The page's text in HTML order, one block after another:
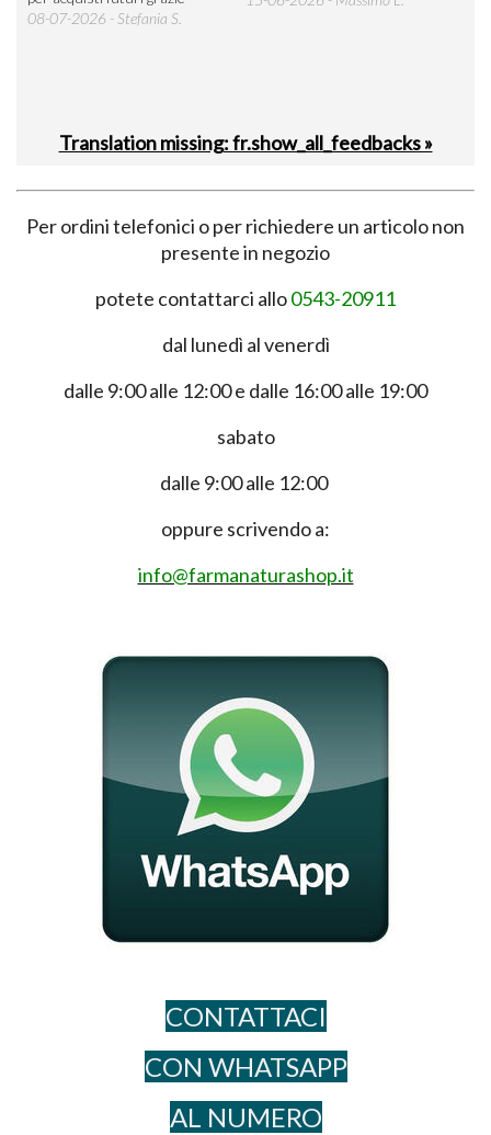
08-07-2026 - Stefania S.
Translation missing: fr.show_all_feedbacks »
Per ordini telefonici o per richiedere un articolo non
presente in negozio
potete contattarci allo0543-20911
dal lunedì al venerdì
dalle 9:00 alle 12:00 e dalle 16:00 alle 19:00
sabato
dalle 9:00 alle 12:00
oppure scrivendo a:
info@farmanaturashop.it
CONTATTACI
CON WHATSAPP
AL NUME​RO